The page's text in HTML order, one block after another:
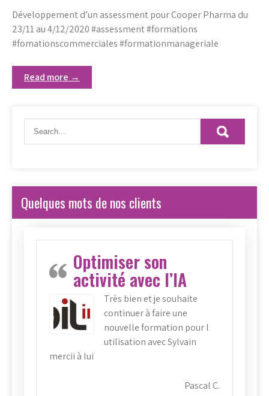
Développement d’un assessment pour Cooper Pharma du
23/11 au 4/12/2020 #assessment #formations
#fomationscommerciales #formationmanageriale
Read more →
Quelques mots de nos clients
Optimiser son
activité avec l’IA
Très bien et je souhaite
continuer à faire une
nouvelle formation pour l
utilisation avec Sylvain
mercii à lui
Pascal C.